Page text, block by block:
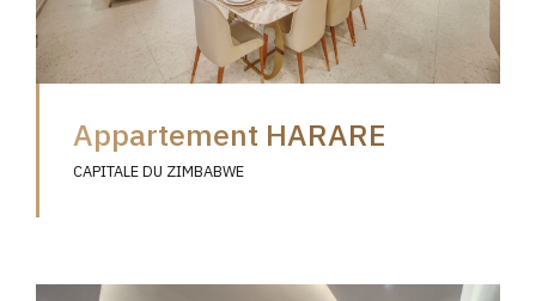
Appartement HARARE
CAPITALE DU ZIMBABWE